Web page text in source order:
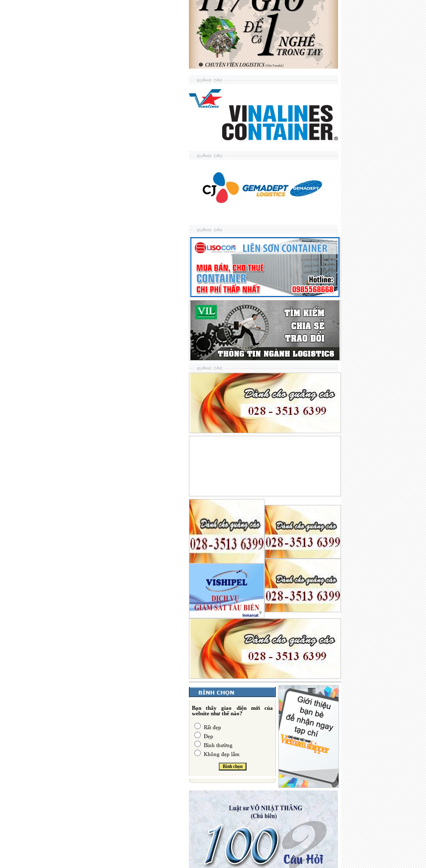
Bạn thấy giao diện mới của
website như thế nào?
Rất đẹp
Đẹp
Bình thường
Không đẹp lắm